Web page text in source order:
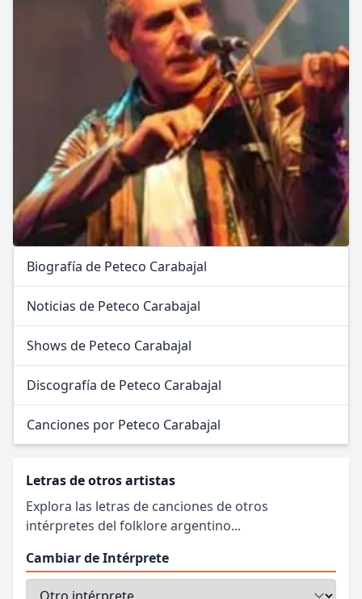
Biografía de Peteco Carabajal
Noticias de Peteco Carabajal
Shows de Peteco Carabajal
Discografía de Peteco Carabajal
Canciones por Peteco Carabajal
Letras de otros artistas
Explora las letras de canciones de otros
intérpretes del folklore argentino...
Cambiar de Intérprete